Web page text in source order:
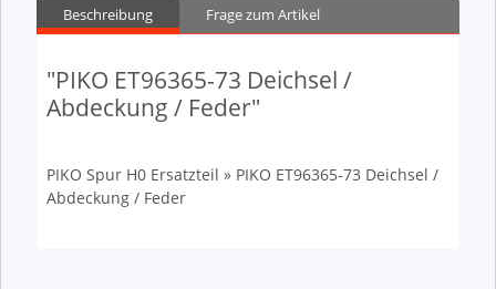
Beschreibung Frage zum Artikel
"PIKO ET96365-73 Deichsel /
Abdeckung / Feder"
PIKO Spur H0 Ersatzteil » PIKO ET96365-73 Deichsel /
Abdeckung / Feder